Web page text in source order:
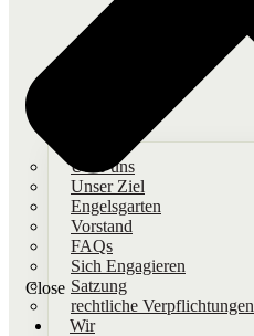
Über uns
Unser Ziel
Engelsgarten
Vorstand
FAQs
Sich Engagieren
Satzung
rechtliche Verpflichtungen
Close
Wir